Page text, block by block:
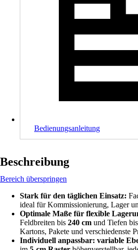
Bedienungsanleitung
Beschreibung
Bereich überspringen
Stark für den täglichen Einsatz:
ideal für Kommissionierung, Lager
Optimale Maße für flexible
Feldbreiten bis 240 cm und Tiefen bis
Kartons, Pakete und verschiedenste
Individuell anpassbar: variable